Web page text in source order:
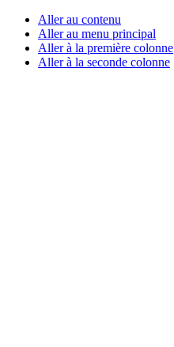
Aller au contenu
Aller au menu principal
Aller à la première colonne
Aller à la seconde colonne